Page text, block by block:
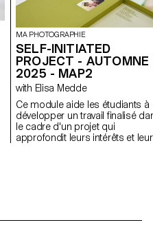
MA PHOTOGRAPHIE
SELF-INITIATED
PROJECT - AUTOMNE
2025 - MAP2
with Elisa Medde
Ce module aide les étudiants à
développer un travail finalisé
le cadre d'un projet qui
approfondit leurs intérêts et